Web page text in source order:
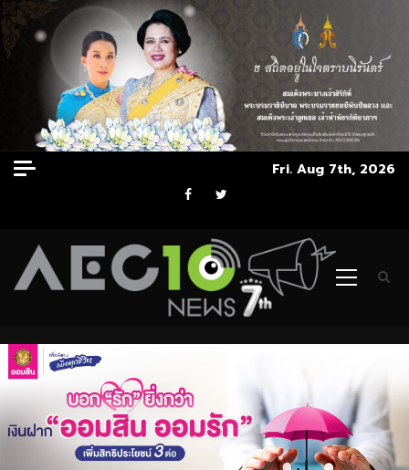
Skip
to
Fri. Aug 7th, 2026
Facebook
Twitter
Primary